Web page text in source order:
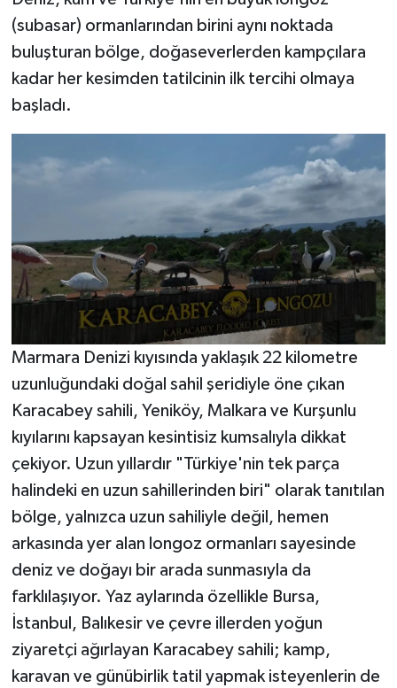
(subasar) ormanlarından birini aynı noktada
buluşturan bölge, doğaseverlerden kampçılara
kadar her kesimden tatilcinin ilk tercihi olmaya
başladı.
Marmara Denizi kıyısında yaklaşık 22 kilometre
uzunluğundaki doğal sahil şeridiyle öne çıkan
Karacabey sahili, Yeniköy, Malkara ve Kurşunlu
kıyılarını kapsayan kesintisiz kumsalıyla dikkat
çekiyor. Uzun yıllardır "Türkiye'nin tek parça
halindeki en uzun sahillerinden biri" olarak tanıtılan
bölge, yalnızca uzun sahiliyle değil, hemen
arkasında yer alan longoz ormanları sayesinde
deniz ve doğayı bir arada sunmasıyla da
farklılaşıyor. Yaz aylarında özellikle Bursa,
İstanbul, Balıkesir ve çevre illerden yoğun
ziyaretçi ağırlayan Karacabey sahili; kamp,
karavan ve günübirlik tatil yapmak isteyenlerin de